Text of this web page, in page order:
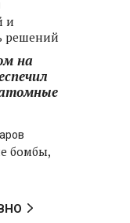
и
решений
на
бомбы,